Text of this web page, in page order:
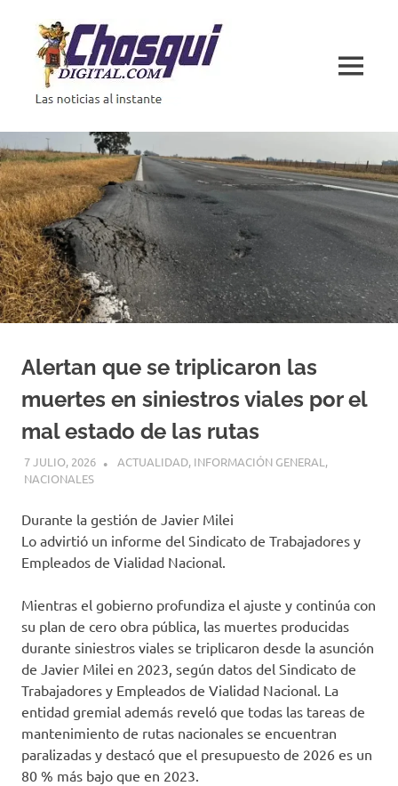
contenido
noticias
al
instante
MENÚ
Alertan que se triplicaron las
muertes en siniestros viales por el
mal estado de las rutas
7 JULIO, 2026 H P
ACTUALIDAD, INFORMACIÓN GENERAL ,
NACIONALES
Durante la gestión de Javier Milei
Lo advirtió un informe del Sindicato de Trabajadores y
Empleados de Vialidad Nacional.
Mientras el gobierno profundiza el ajuste y continúa con
su plan de cero obra pública, las muertes producidas
durante siniestros viales se triplicaron desde la asunción
de Javier Milei en 2023, según datos del Sindicato de
Trabajadores y Empleados de Vialidad Nacional. La
entidad gremial además reveló que todas las tareas de
mantenimiento de rutas nacionales se encuentran
paralizadas y destacó que el presupuesto de 2026 es un
80 % más bajo que en 2023.